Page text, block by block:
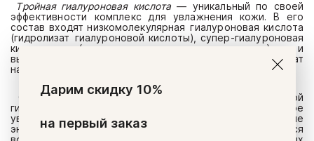
Тройная гиалуроновая кислота — уникальный по своей
эффективности комплекс для увлажнениякожи. В его
состав входят низкомолекулярная гиалуроновая кислота
(гидролизат гиалуроновой кислоты), супер-гиалуроновая
кис
(ацетил ия)
и
вы
иалуро
нат
натрия).
Совместное применение тройного коллагена и тройной
гиалуроновой кислоты влечет за собой резкое
увеличение скорости восстановления клеток, улучшение
энергообмена в коже. Результатом также становится
Дарим скидку 10%
на первый заказ